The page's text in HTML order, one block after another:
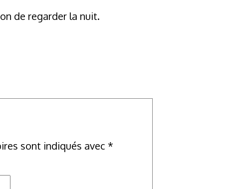
de regarder la nuit.
sont indiqués avec *